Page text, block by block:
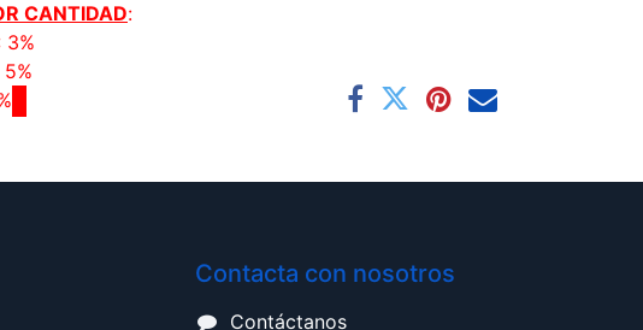
CANTIDAD:
3%
Contacta con nosotros
Contáctanos